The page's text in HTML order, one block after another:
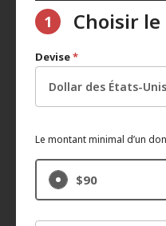
1 Choisir
Devise*
Le montant minimal d’un
$90